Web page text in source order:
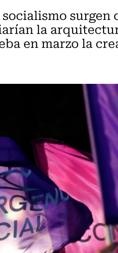
surgen
la
en marzo la